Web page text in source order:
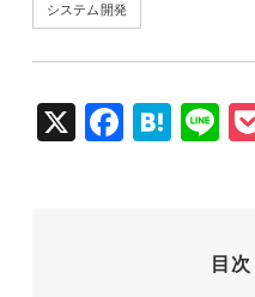
システム開発
X
Fac
Hat
Lin
目次